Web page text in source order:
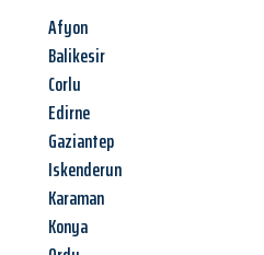
Afyon
Balikesir
Corlu
Edirne
Gaziantep
Iskenderun
Karaman
Konya